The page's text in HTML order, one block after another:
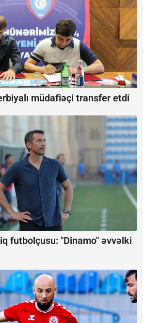
müdafiəçi transfer etdi
futbolçusu: "Dinamo" əvvəlki